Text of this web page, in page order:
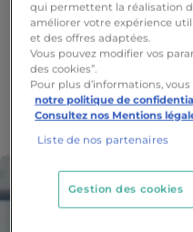
Sensibiliser les
l’utilisation des
Garantir la
normes de sécurité
Proposer des
nouvelles
qui permettent la réalisation
améliorer votre expérience
et des offres adaptées.
Vous pouvez modifier vos
des cookies”.
Pour plus d’informations,
notre politique de
Consultez nos Mentions
Liste de nos partenaires
Gestion des cookies